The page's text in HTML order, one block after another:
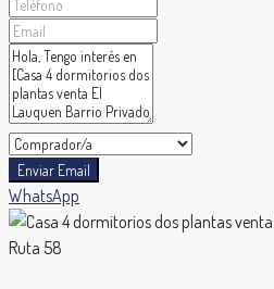
Enviar Email
WhatsApp